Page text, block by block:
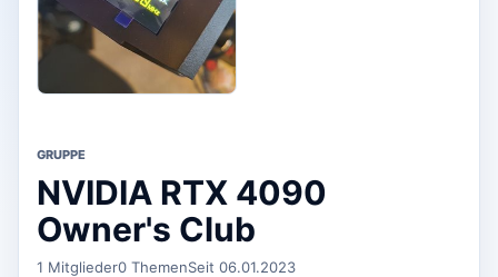
GRUPPE
NVIDIA RTX 4090
Owner's Club
1 Mitglieder0 ThemenSeit 06.01.2023